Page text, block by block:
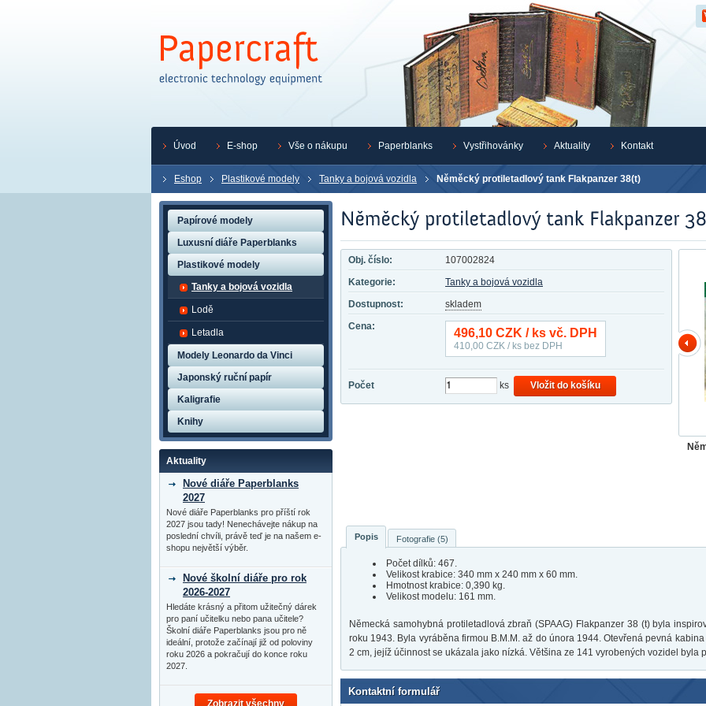
Eshop Plastikové modely Tanky a bojová vozidla Něměcký protiletadlový tank Flakpanzer 38(t)
Obj. číslo:
107002824
Kategorie:
Tanky a bojová vozidla
Dostupnost:
skladem
Cena:
496,10 CZK / ks vč. DPH
410,00 CZK / ks bez DPH
Počet ks Vložit do košíku
Popis Fotografie (5)
Počet dílků: 467.
Velikost krabice: 340 mm x 240 mm x 60 mm.
Hmotnost krabice: 0,390 kg.
Velikost modelu: 161 mm.
Německá samohybná protiletadlová zbraň (SPAAG) Flakpanzer 38 (t) byla
roku 1943. Byla vyráběna firmou B.M.M. až do února 1944. Otevřená pevná
2 cm, jejíž účinnost se ukázala jako nízká. Většina ze 141 vyrobených vozidel byla
Kontaktní formulář
Papírové modely
Luxusní diáře Paperblanks
Plastikové modely
Tanky a bojová vozidla
Lodě
Letadla
Modely Leonardo da Vinci
Japonský ruční papír
Kaligrafie
Knihy
Aktuality
Nové diáře Paperblanks
2027
Nové diáře Paperblanks pro příští rok
2027 jsou tady! Nenechávejte nákup na
poslední chvíli, právě teď je na našem e-
shopu největší výběr.
Nové školní diáře pro rok
2026-2027
Hledáte krásný a přitom užitečný dárek
pro paní učitelku nebo pana učitele?
Školní diáře Paperblanks jsou pro ně
ideální, protože začínají již od poloviny
roku 2026 a pokračují do konce roku
2027.
Zobrazit všechny
Úvod E-shop Vše o nákupu Paperblanks Vystřihovánky Aktuality Kontakt